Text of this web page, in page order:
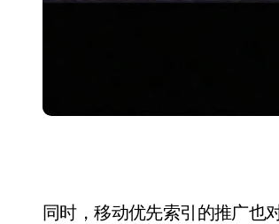
同时，移动优先索引的推广也